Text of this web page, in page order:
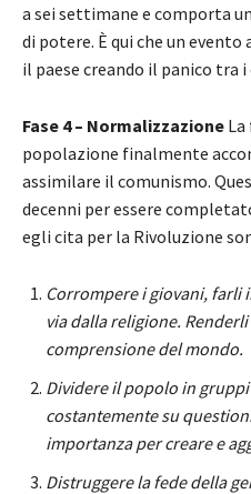
a sei settimane e comporta
di potere. È qui che un
il paese creando il panico tra
Fase 4 – Normalizzazione La
popolazione finalmente
assimilare il comunismo.
decenni per essere
egli cita per la Rivoluzione
Corrompere i giovani, farli
via dalla religione.
comprensione del mondo.
Dividere il popolo in
costantemente su
importanza per creare e
Distruggere la fede della